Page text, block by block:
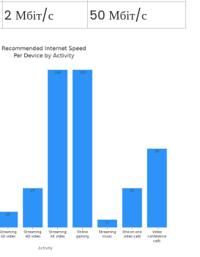
2 Мбіт/с 50 Мбіт/с